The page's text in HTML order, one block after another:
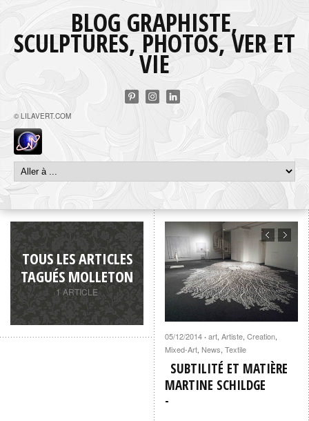
BLOG GRAPHISTE,
SCULPTURES, PHOTOS, VER ET
VIE
© LILAVERT.COM
TOUS LES ARTICLES
TAGUÉS MOLLETON
1 ARTICLE
05/12/2014 · art, Artiste, Creation,
Mixed-Art, News, Textile
SUBTILITÉ ET MATIÈRE
MARTINE SCHILDGE